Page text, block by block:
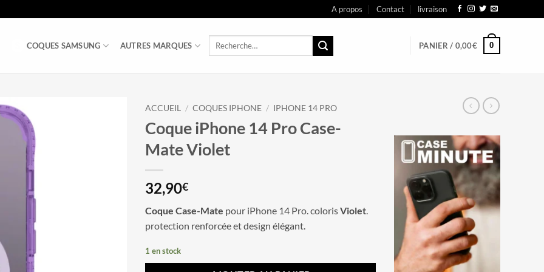
A propos Contact livraison
COQUES SAMSUNG AUTRES MARQUES
Recherche
PANIER / 0,00€ 0
ACCUEIL / COQUES IPHONE / IPHONE 14 PRO
Coque iPhone 14 Pro Case-
Mate Violet
32,90€
Coque Case-Mate pour iPhone 14 Pro. colorisViolet
protection renforcée et design élégant.
1 en stock